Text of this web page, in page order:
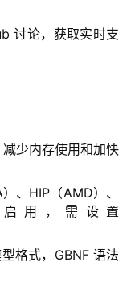
讨论，获取实时支
少内存使用和加快
、HIP（AMD）、
启用，需设置
格式，GBNF 语法